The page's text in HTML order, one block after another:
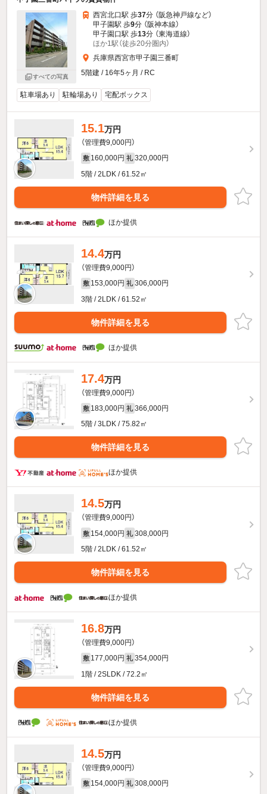
すべての写真
西宮北口駅 歩37分 （阪急神戸線など）
甲子園駅 歩9分 （阪神本線）
甲子園口駅 歩13分 （東海道線）
ほか1駅（徒歩20分圏内）
兵庫県西宮市甲子園三番町
5階建 / 16年5ヶ月 / RC
駐車場あり 駐輪場あり 宅配ボックス
15.1万円
（管理費9,000円）
敷 160,000円 礼 320,000円
5階 / 2LDK / 61.52㎡
物件詳細を見る
ほか提供
14.4万円
（管理費9,000円）
敷 153,000円 礼 306,000円
3階 / 2LDK / 61.52㎡
物件詳細を見る
ほか提供
17.4万円
（管理費9,000円）
敷 183,000円 礼 366,000円
5階 / 3LDK / 75.82㎡
物件詳細を見る
ほか提供
14.5万円
（管理費9,000円）
敷 154,000円 礼 308,000円
5階 / 2LDK / 61.52㎡
物件詳細を見る
ほか提供
16.8万円
（管理費9,000円）
敷 177,000円 礼 354,000円
1階 / 2SLDK / 72.2㎡
物件詳細を見る
ほか提供
14.5万円
（管理費9,000円）
敷 154,000円 礼 308,000円